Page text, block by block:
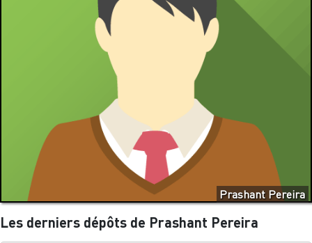
Prashant Pereira
Les derniers dépôts de Prashant Pereira